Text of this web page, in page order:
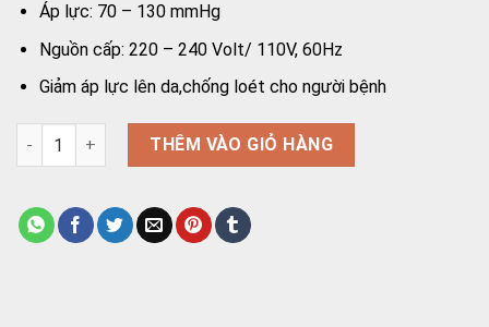
Áp lực: 70 – 130 mmHg
Nguồn cấp: 220 – 240 Volt/ 110V, 60Hz
Giảm áp lực lên da,chống loét cho người bệnh
Đệm hơi chống loét Lucass LC 389 số lượng
THÊM VÀO GIỎ HÀNG